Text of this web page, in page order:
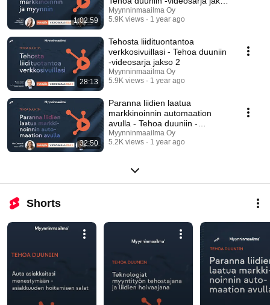
niiden kiinni nappaamisesta ja nurturoinnista. Asiantuntijamme
johdattavat sinut viisiosaisessa videosarjassamme liidituotannon salojen
läpi kohti modernin myynnin johtamista.
1:02:59
1
Myynninmaailma Oy
5.9K views
1 year ago
28:13
Tehosta liidituontantoa
verkkosivuillasi - Tehoa duuniin
-videosarja jakso 2
Myynninmaailma Oy
5.9K views
1 year ago
32:50
Paranna liidien laatua
markkinoinnin automaation
avulla - Tehoa duuniin -
videosarja jakso 3
Myynninmaailma Oy
5.2K views
1 year ago
Shorts